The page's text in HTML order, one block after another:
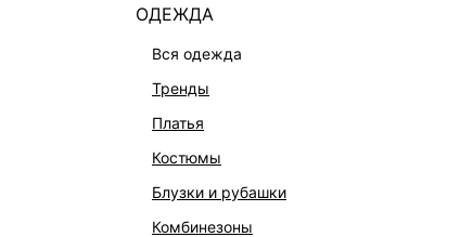
ОДЕЖДА
вся одежда
тренды
платья
костюмы
блузки и рубашки
комбинезоны